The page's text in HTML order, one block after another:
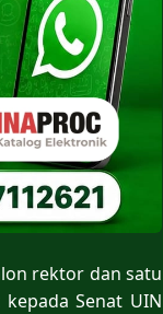
rektor dan satu
Senat UIN